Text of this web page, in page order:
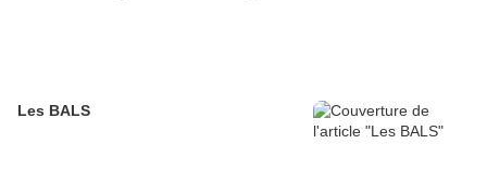
Les BALS